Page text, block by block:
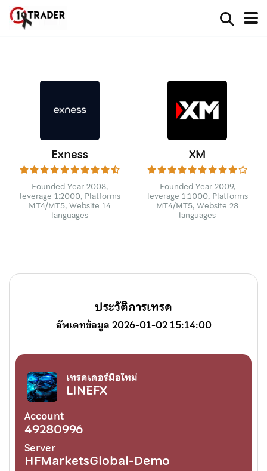
Exness
Founded Year 2008,
leverage 1:2000, Platforms
MT4/MT5, Website 14
languages
XM
Founded Year 2009,
leverage 1:1000, Platforms
MT4/MT5, Website 28
languages
ประวัติการเทรด
อัพเดทข้อมูล 2026-01-02 15:14:00
เทรดเดอร์มือใหม่
LINEFX
Account
49280996
Server
HFMarketsGlobal-Demo